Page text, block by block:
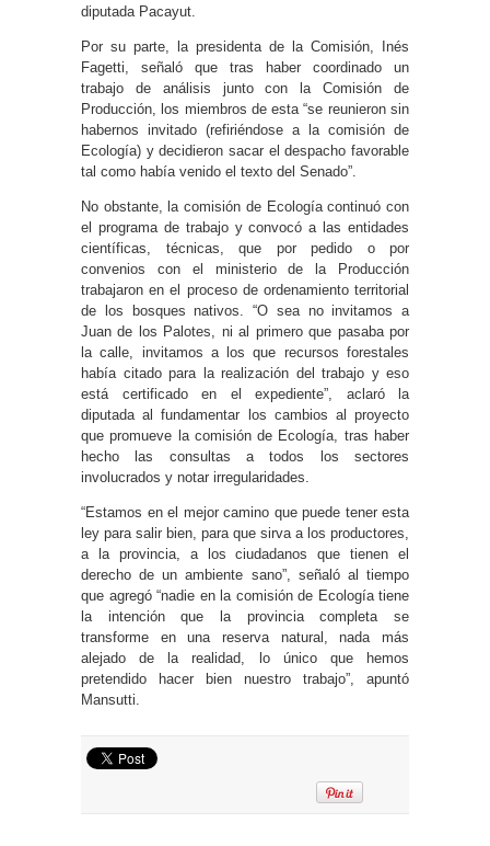
diputada Pacayut.
Por su parte, la presidenta de la Comisión, Inés
Fagetti, señaló que tras haber coordinado un
trabajo de análisis junto con la Comisión de
Producción, los miembros de esta “se reunieron sin
habernos invitado (refiriéndose a la comisión de
Ecología) y decidieron sacar el despacho favorable
tal como había venido el texto del Senado”.
No obstante, la comisión de Ecología continuó con
el programa de trabajo y convocó a las entidades
científicas, técnicas, que por pedido o por
convenios con el ministerio de la Producción
trabajaron en el proceso de ordenamiento territorial
de los bosques nativos. “O sea no invitamos a
Juan de los Palotes, ni al primero que pasaba por
la calle, invitamos a los que recursos forestales
había citado para la realización del trabajo y eso
está certificado en el expediente”, aclaró la
diputada al fundamentar los cambios al proyecto
que promueve la comisión de Ecología, tras haber
hecho las consultas a todos los sectores
involucrados y notar irregularidades.
“Estamos en el mejor camino que puede tener esta
ley para salir bien, para que sirva a los productores,
a la provincia, a los ciudadanos que tienen el
derecho de un ambiente sano”, señaló al tiempo
que agregó “nadie en la comisión de Ecología tiene
la intención que la provincia completa se
transforme en una reserva natural, nada más
alejado de la realidad, lo único que hemos
pretendido hacer bien nuestro trabajo”, apuntó
Mansutti.